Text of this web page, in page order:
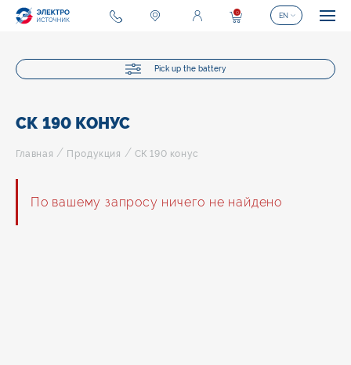
Pick up the battery
СК 190 КОНУС
Главная / Продукция / СК 190 конус
По вашему запросу ничего не найдено
0 EN